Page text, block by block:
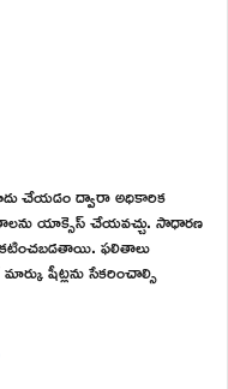
చేయడం ద్వారా అధికారిక
యాక్సెస్ చేయవచ్చు. సాధారణ
ఫలితాలు
షీట్లను సేకరించాల్సి